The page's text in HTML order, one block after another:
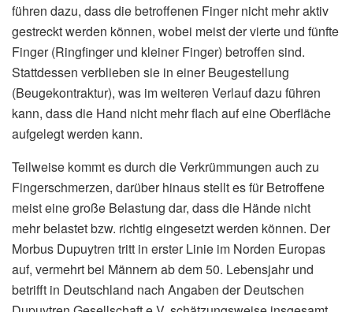
führen dazu, dass die betroffenen Finger nicht mehr aktiv
gestreckt werden können, wobei meist der vierte und fünfte
Finger (Ringfinger und kleiner Finger) betroffen sind.
Stattdessen verblieben sie in einer Beugestellung
(Beugekontraktur), was im weiteren Verlauf dazu führen
kann, dass die Hand nicht mehr flach auf eine Oberfläche
aufgelegt werden kann.
Teilweise kommt es durch die Verkrümmungen auch zu
Fingerschmerzen, darüber hinaus stellt es für Betroffene
meist eine große Belastung dar, dass die Hände nicht
mehr belastet bzw. richtig eingesetzt werden können. Der
Morbus Dupuytren tritt in erster Linie im Norden Europas
auf, vermehrt bei Männern ab dem 50. Lebensjahr und
betrifft in Deutschland nach Angaben der Deutschen